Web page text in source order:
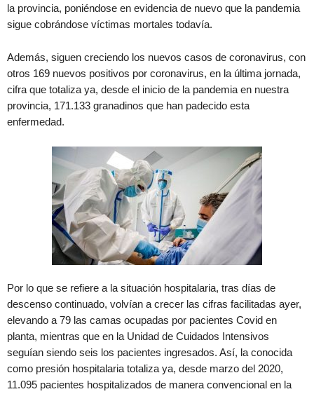
la provincia, poniéndose en evidencia de nuevo que la pandemia
sigue cobrándose víctimas mortales todavía.
Además, siguen creciendo los nuevos casos de coronavirus, con
otros 169 nuevos positivos por coronavirus, en la última jornada,
cifra que totaliza ya, desde el inicio de la pandemia en nuestra
provincia, 171.133 granadinos que han padecido esta
enfermedad.
Por lo que se refiere a la situación hospitalaria, tras días de
descenso continuado, volvían a crecer las cifras facilitadas ayer,
elevando a 79 las camas ocupadas por pacientes Covid en
planta, mientras que en la Unidad de Cuidados Intensivos
seguían siendo seis los pacientes ingresados. Así, la conocida
como presión hospitalaria totaliza ya, desde marzo del 2020,
11.095 pacientes hospitalizados de manera convencional en la